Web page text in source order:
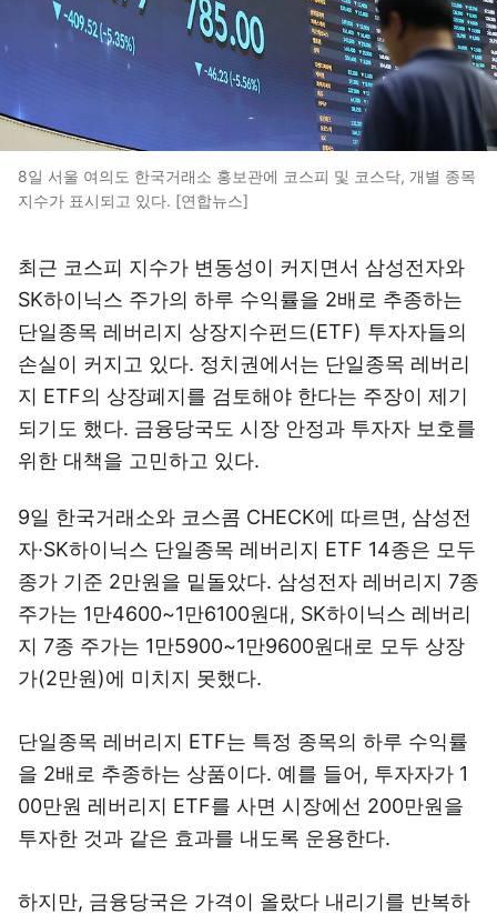
8일 서울 여의도 한국거래소 홍보관에 코스피 및 코스닥, 개별 종목
지수가 표시되고 있다. [연합뉴스]
최근 코스피 지수가 변동성이 커지면서 삼성전자와
SK하이닉스 주가의 하루 수익률을 2배로 추종하는
단일종목 레버리지 상장지수펀드(ETF) 투자자들의
손실이 커지고 있다. 정치권에서는 단일종목 레버리
지 ETF의 상장폐지를 검토해야 한다는 주장이 제기
되기도 했다. 금융당국도 시장 안정과 투자자 보호를
위한 대책을 고민하고 있다.
9일 한국거래소와 코스콤 CHECK에 따르면, 삼성전
자·SK하이닉스 단일종목 레버리지 ETF 14종은 모두
종가 기준 2만원을 밑돌았다. 삼성전자 레버리지 7종
주가는 1만4600~1만6100원대, SK하이닉스 레버리
지 7종 주가는 1만5900~1만9600원대로 모두 상장
가(2만원)에 미치지 못했다.
단일종목 레버리지 ETF는 특정 종목의 하루 수익률
을 2배로 추종하는 상품이다. 예를 들어, 투자자가 1
00만원 레버리지 ETF를 사면 시장에선 200만원을
투자한 것과 같은 효과를 내도록 운용한다.
하지만, 금융당국은 가격이 올랐다 내리기를 반복하